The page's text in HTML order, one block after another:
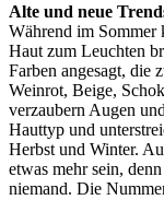
Alte und neue
Während im Sommer
Haut zum Leuchten
Farben angesagt, die
Weinrot, Beige,
verzaubern Augen
Hauttyp und
Herbst und Winter.
etwas mehr sein,
niemand. Die